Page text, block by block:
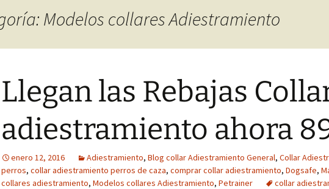
Modelos collares Adiestramiento
Llegan las Rebajas
adiestramiento ahora
enero 12, 2016 Adiestramiento, Blog collar Adiestramiento General, Collar
perros, collar adiestramiento perros de caza, comprar collar adiestramiento, Dogsafe,
collares adiestramiento, Modelos collares Adiestramiento, Petrainer
collar